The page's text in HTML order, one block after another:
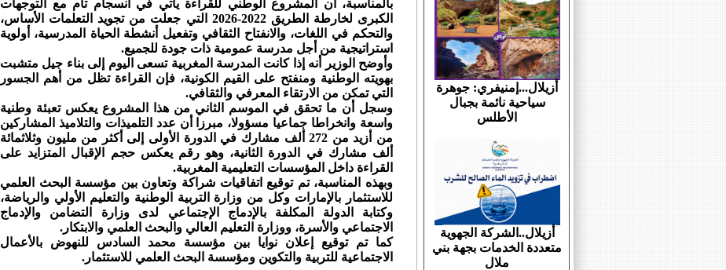
بالمناسبة، أن المشروع الوطني للقراءة يأتي في انسجام تام مع التوجهات
الكبرى لخارطة الطريق 2022-2026 التي جعلت من تجويد التعلمات الأساس،
والتحكم في اللغات، والانفتاح الثقافي وتفعيل أنشطة الحياة المدرسية، أولوية
استراتيجية من أجل مدرسة عمومية ذات جودة للجميع.
وأوضح الوزير أنه إذا كانت المدرسة المغربية تسعى اليوم إلى بناء جيل متشبت
بهويته الوطنية ومنفتح على القيم الكونية، فإن القراءة تظل من أهم الجسور
التي تمكن من الارتقاء المعرفي والثقافي.
وسجل أن ما تحقق في الموسم الثاني من هذا المشروع يعكس تعبئة وطنية
واسعة وانخراطا جماعيا مسؤولا، مبرزا أن عدد التلميذات والتلاميذ المشاركين
من أزيد من 272 ألف مشارك في الدورة الأولى إلى أكثر من مليون وثلاثمائة
ألف مشارك في الدورة الثانية، وهو رقم يعكس حجم الإقبال المتزايد على
القراءة داخل المؤسسات التعليمية المغربية.
وبهذه المناسبة، تم توقيع اتفاقيات شراكة وتعاون بين مؤسسة البحث العلمي
للاستثمار بالإمارات وكل من وزارة التربية الوطنية والتعليم الأولي والرياضة،
وكتابة الدولة المكلفة بالإدماج الإجتماعي لدى وزارة التضامن والإدماج
الاجتماعي والأسرة، ووزارة التعليم العالي والبحث العلمي والابتكار.
كما تم توقيع إعلان نوايا بين مؤسسة محمد السادس للنهوض بالأعمال
الاجتماعية للتربية والتكوين ومؤسسة البحث العلمي للاستثمار.
أزيلال...إمنيفري: جوهرة
سياحية نائمة بجبال
الأطلس
أزيلال..الشركة الجهوية
متعددة الخدمات بجهة بني
ملال